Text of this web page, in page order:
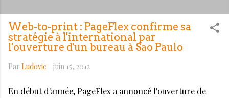
PLUS… WIKI
Web-to-print : PageFlex confirme sa
stratégie à l'international par
l'ouverture d'un bureau à Sao Paulo
Par Ludovic - juin 15, 2012
En début d'année, PageFlex a annoncé l'ouverture de